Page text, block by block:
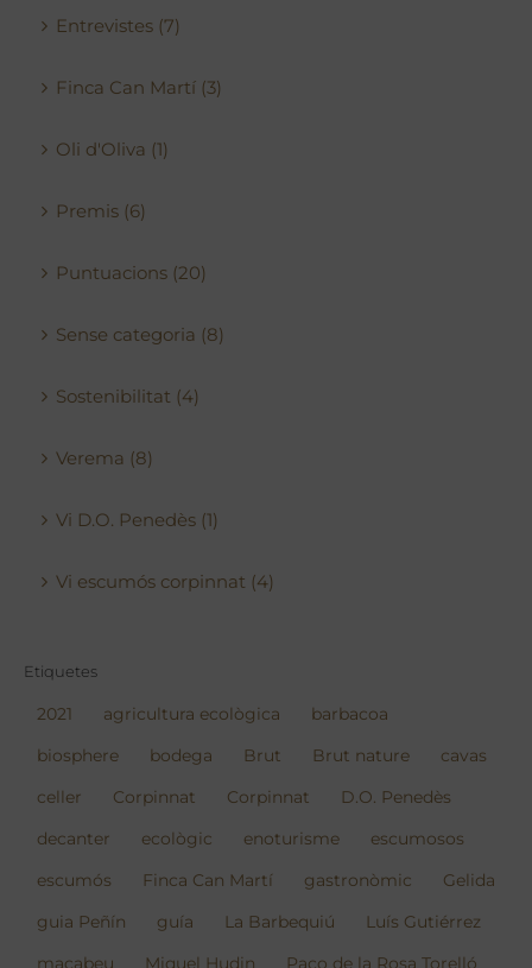
Entrevistes (7)
Finca Can Martí (3)
Oli d'Oliva (1)
Premis (6)
Puntuacions (20)
Sense categoria (8)
Sostenibilitat (4)
Verema (8)
Vi D.O. Penedès (1)
Vi escumós corpinnat (4)
Etiquetes
2021 agricultura ecològica barbacoa
biosphere bodega Brut Brut nature cavas
celler Corpinnat Corpinnat D.O. Penedès
decanter ecològic enoturisme escumosos
escumós Finca Can Martí gastronòmic Gelida
guia Peñín guía La Barbequiú Luís Gutiérrez
macabeu Miquel Hudin Paco de la Rosa Torelló